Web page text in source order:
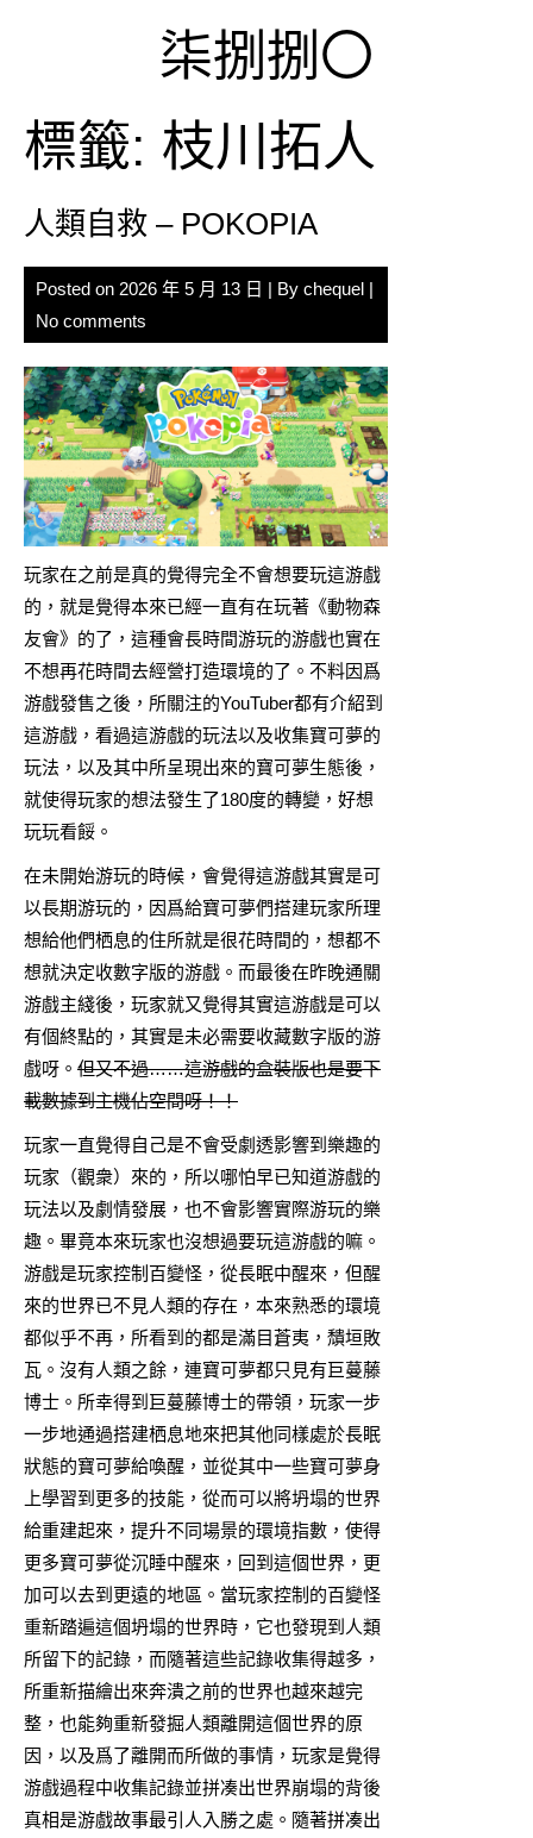
柒捌捌〇
標籤: 枝川拓人
人類自救 – POKOPIA
Posted on 2026 年 5 月 13 日 | By chequel |
No comments
玩家在之前是真的覺得完全不會想要玩這游戲
的，就是覺得本來已經一直有在玩著《動物森
友會》的了，這種會長時間游玩的游戲也實在
不想再花時間去經營打造環境的了。不料因爲
游戲發售之後，所關注的YouTuber都有介紹到
這游戲，看過這游戲的玩法以及收集寶可夢的
玩法，以及其中所呈現出來的寶可夢生態後，
就使得玩家的想法發生了180度的轉變，好想
玩玩看餒。
在未開始游玩的時候，會覺得這游戲其實是可
以長期游玩的，因爲給寶可夢們搭建玩家所理
想給他們栖息的住所就是很花時間的，想都不
想就決定收數字版的游戲。而最後在昨晚通關
游戲主綫後，玩家就又覺得其實這游戲是可以
有個終點的，其實是未必需要收藏數字版的游
戲呀。 但又不過……這游戲的盒裝版也是要下
載數據到主機佔空間呀！！
玩家一直覺得自己是不會受劇透影響到樂趣的
玩家（觀衆）來的，所以哪怕早已知道游戲的
玩法以及劇情發展，也不會影響實際游玩的樂
趣。畢竟本來玩家也沒想過要玩這游戲的嘛。
游戲是玩家控制百變怪，從長眠中醒來，但醒
來的世界已不見人類的存在，本來熟悉的環境
都似乎不再，所看到的都是滿目蒼夷，穨垣敗
瓦。沒有人類之餘，連寶可夢都只見有巨蔓藤
博士。所幸得到巨蔓藤博士的帶領，玩家一步
一步地通過搭建栖息地來把其他同樣處於長眠
狀態的寶可夢給喚醒，並從其中一些寶可夢身
上學習到更多的技能，從而可以將坍塌的世界
給重建起來，提升不同場景的環境指數，使得
更多寶可夢從沉睡中醒來，回到這個世界，更
加可以去到更遠的地區。當玩家控制的百變怪
重新踏遍這個坍塌的世界時，它也發現到人類
所留下的記錄，而隨著這些記錄收集得越多，
所重新描繪出來奔潰之前的世界也越來越完
整，也能夠重新發掘人類離開這個世界的原
因，以及爲了離開而所做的事情，玩家是覺得
游戲過程中收集記錄並拼凑出世界崩塌的背後
真相是游戲故事最引人入勝之處。隨著拼凑出